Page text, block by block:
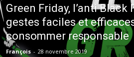
Green Friday, l’anti Black
gestes faciles et
consommer responsable
François - 28 novembre 2019